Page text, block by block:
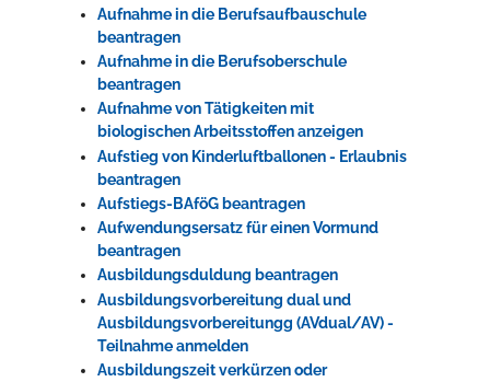
Aufnahme in die Berufsaufbauschule
beantragen
Aufnahme in die Berufsoberschule
beantragen
Aufnahme von Tätigkeiten mit
biologischen Arbeitsstoffen anzeigen
Aufstieg von Kinderluftballonen - Erlaubnis
beantragen
Aufstiegs-BAföG beantragen
Aufwendungsersatz für einen Vormund
beantragen
Ausbildungsduldung beantragen
Ausbildungsvorbereitung dual und
Ausbildungsvorbereitungg (AVdual/AV) -
Teilnahme anmelden
Ausbildungszeit verkürzen oder